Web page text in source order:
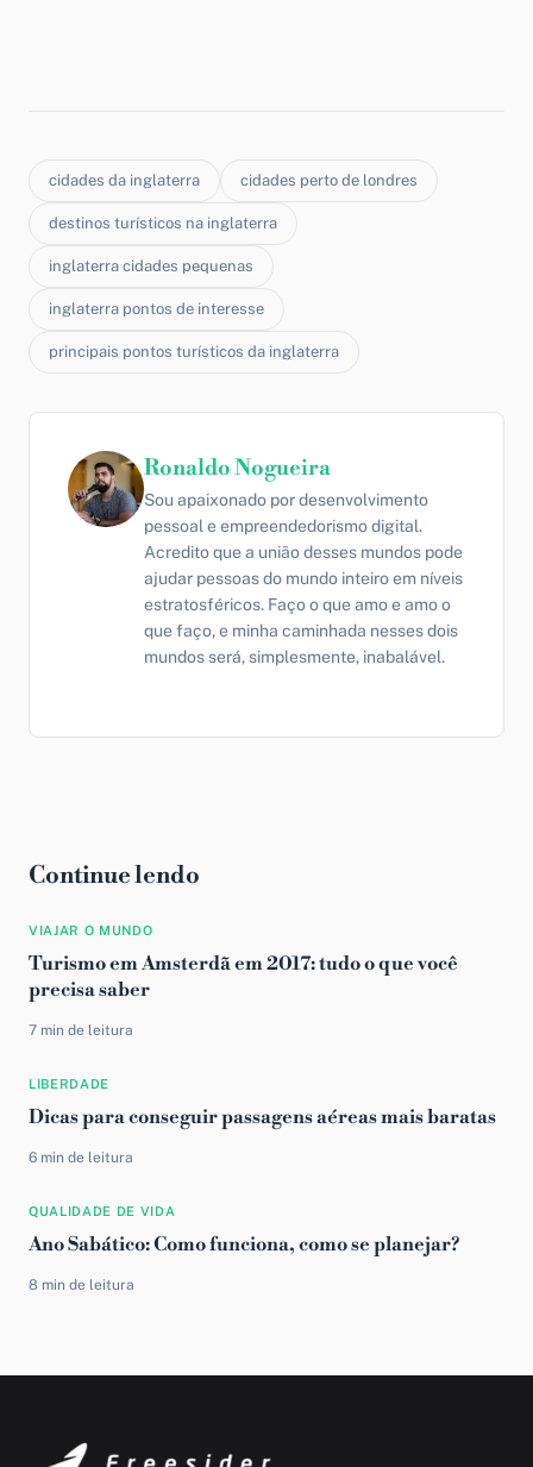
cidades da inglaterra cidades perto de londres
destinos turísticos na inglaterra
inglaterra cidades pequenas
inglaterra pontos de interesse
principais pontos turísticos da inglaterra
Ronaldo Nogueira
Sou apaixonado por desenvolvimento
pessoal e empreendedorismo digital.
Acredito que a união desses mundos pode
ajudar pessoas do mundo inteiro em níveis
estratosféricos. Faço o que amo e amo o
que faço, e minha caminhada nesses dois
mundos será, simplesmente, inabalável.
Continue lendo
VIAJAR O MUNDO
Turismo em Amsterdã em 2017: tudo o que você
precisa saber
7 min de leitura
LIBERDADE
Dicas para conseguir passagens aéreas mais baratas
6 min de leitura
QUALIDADE DE VIDA
Ano Sabático: Como funciona, como se planejar?
8 min de leitura